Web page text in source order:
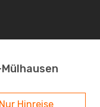
Nur Hinreise